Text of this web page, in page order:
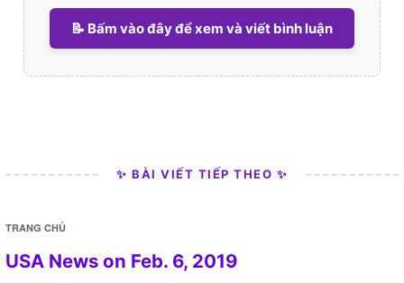
📝 Bấm vào đây để xem và viết bình luận
✨ BÀI VIẾT TIẾP THEO ✨
TRANG CHỦ
USA News on Feb. 6, 2019